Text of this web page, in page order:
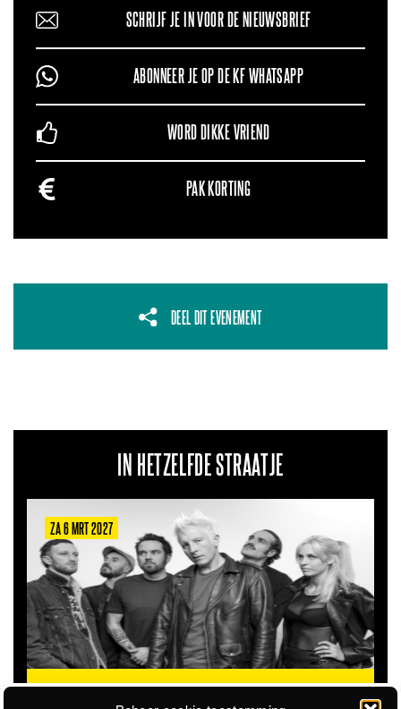
SCHRIJF JE IN VOOR DE NIEUWSBRIEF
ABONNEER JE OP DE KF WHATSAPP
WORD DIKKE VRIEND
PAK KORTING
DEEL DIT EVENEMENT
IN HETZELFDE STRAATJE
ZA 6 MRT 2027